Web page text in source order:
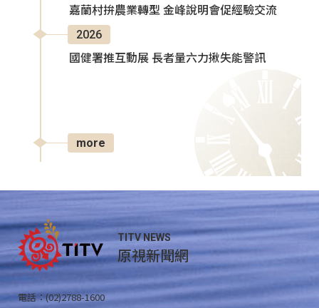
嘉蘭村拚農業轉型 金峰說明會促經驗交流
2026
國健署推互動展 長者量六力揪失能警訊
more
TITV NEWS
原視新聞網
電話：(02)2788-1600